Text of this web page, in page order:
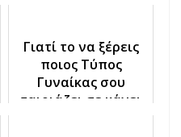
Γιατί το να ξέρεις
ποιος Τύπος
Γυναίκας σου
ταιριάζει σε κάνει